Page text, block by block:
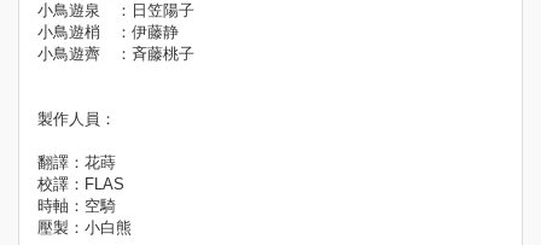
小鳥遊泉 ：日笠陽子
小鳥遊梢 ：伊藤静
小鳥遊薺 ：斉藤桃子
製作人員：
翻譯：花蒔
校譯：FLAS
時軸：空騎
壓製：小白熊